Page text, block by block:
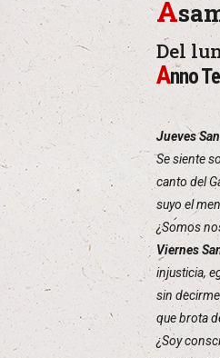
A
Del
Anno
Jueves
Se siente
canto del
suyo el
¿Somos
Viernes
injusticia,
sin
que brota
¿Soy